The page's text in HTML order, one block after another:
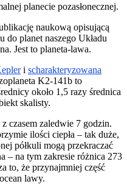
planecie pozasłonecznej.
naukową opisującą
planet naszego Układu
Jest to planeta-lawa.
i scharakteryzowana
K2-141b to
około 1,5 razy średnica
skalisty.
czasem zaledwie 7 godzin.
ilości ciepła – tak duże,
półkuli mogą przekraczać
– na tym zakresie różnica 273
to, że przynajmniej część
lawy.